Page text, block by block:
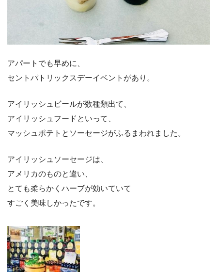
アパートでも早めに、
セントパトリックスデーイベントがあり。
アイリッシュビールが数種類出て、
アイリッシュフードといって、
マッシュポテトとソーセージがふるまわれました。
アイリッシュソーセージは、
アメリカのものと違い、
とても柔らかくハーブが効いていて
すごく美味しかったです。